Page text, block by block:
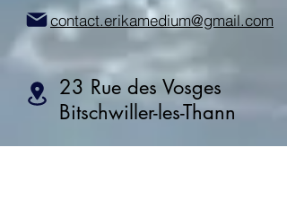
contact.erikamedium@gmail.com
23 Rue des Vosges
Bitschwiller-les-Thann